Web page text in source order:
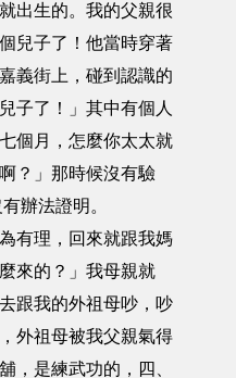
生的。我的父親很
兒子了！他當時穿著
義街上，碰到認識的
子了！」其中有個人
個月，怎麼你太太就
？」那時候沒有驗
辦法證明。
理，回來就跟我媽
來的？」我母親就
跟我的外祖母吵，吵
外祖母被我父親氣得
，是練武功的，四、